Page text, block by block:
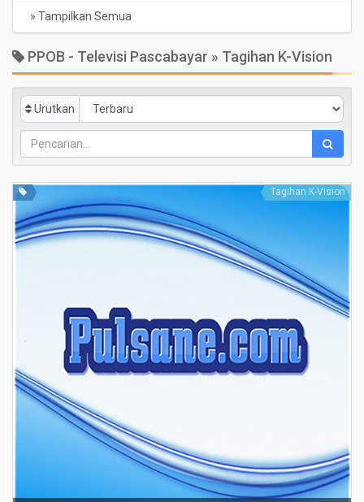
» Tampilkan Semua
PPOB - Televisi Pascabayar » Tagihan K-Vision
Urutkan
Tagihan K-Vision